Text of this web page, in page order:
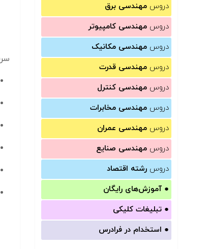
دروس مهندسی برق
دروس مهندسی کامپیوتر
دروس مهندسی مکانیک
دروس مهندسی قدرت
دروس مهندسی کنترل
دروس مهندسی مخابرات
دروس مهندسی عمران
دروس مهندسی صنایع
دروس رشته اقتصاد
● آموزش‌های رایگان
● تبلیغات کلیکی
● استخدام در فرادرس